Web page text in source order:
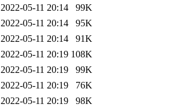
2022-05-11 20:14
99K
2022-05-11 20:14
95K
2022-05-11 20:14
91K
2022-05-11 20:19 108K
2022-05-11 20:19
99K
2022-05-11 20:19
76K
2022-05-11 20:19
98K